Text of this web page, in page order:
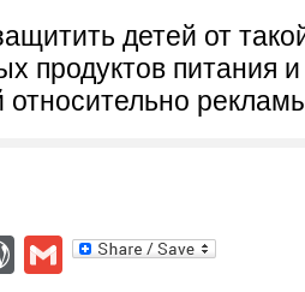
детей от
продуктов питания
WordPress
Gmail